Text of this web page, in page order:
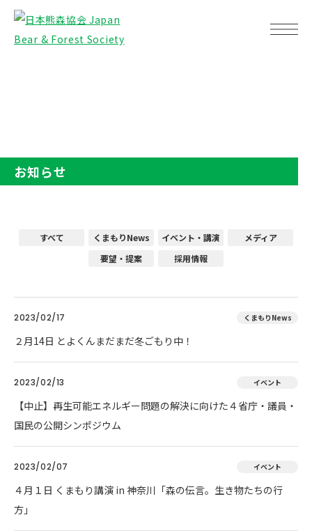
お知らせ
すべて くまもりNews イベント・講演
メディア
要望・提案
採用情報
2023/02/17 くまもりNews
２月14日 とよくんまだまだ冬ごもり中！
2023/02/13 イベント
【中止】再生可能エネルギー問題の解決に向けた４省庁・議員・
国民の公開シンポジウム
2023/02/07 イベント
４月１日 くまもり講演 in 神奈川「森の伝言。生き物たちの行
方」